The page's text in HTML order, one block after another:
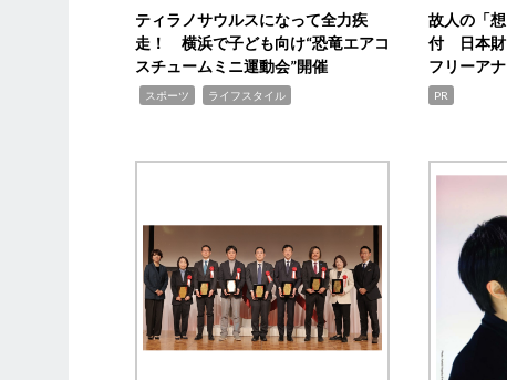
ティラノサウルスになって全力疾
走！ 横浜で子ども向け“恐竜エアコ
スチュームミニ運動会”開催
スポーツ ライフスタイル
故人の「
付 日本財
フリーア
PR